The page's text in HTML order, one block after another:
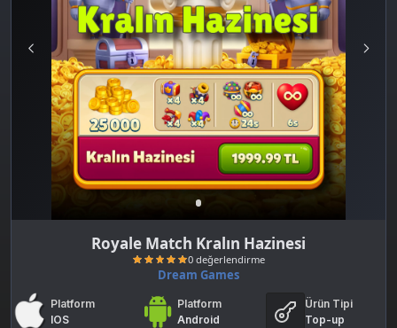
Royale Match Kralın Hazinesi
Dream Games
Platform
IOS
Platform
Android
Ürün Tipi
Top-up